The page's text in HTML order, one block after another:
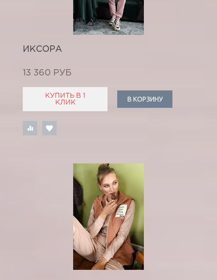
ИКСОРА
13 360 РУБ
КУПИТЬ В 1
КЛИК
В КОРЗИНУ